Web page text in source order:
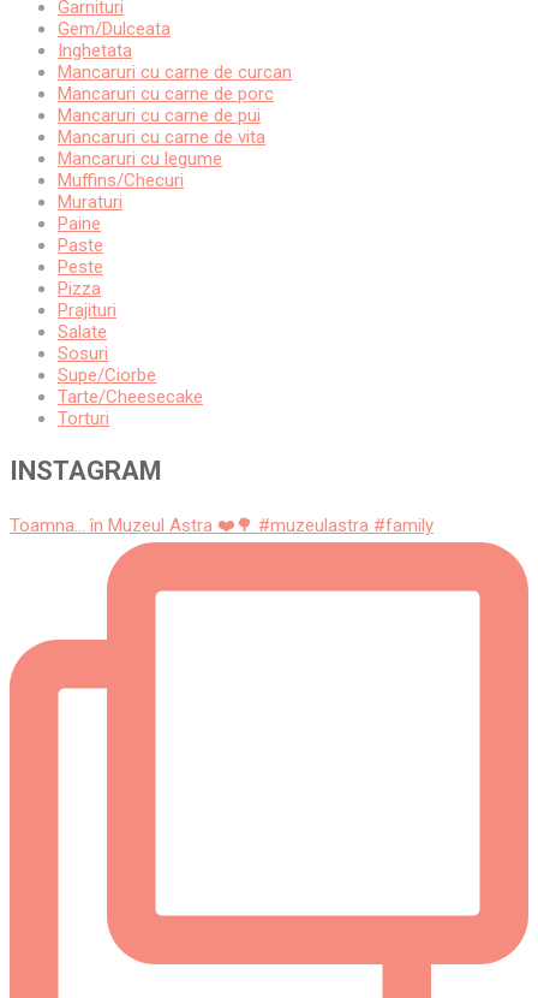
Garnituri
Gem/Dulceata
Inghetata
Mancaruri cu carne de curcan
Mancaruri cu carne de porc
Mancaruri cu carne de pui
Mancaruri cu carne de vita
Mancaruri cu legume
Muffins/Checuri
Muraturi
Paine
Paste
Peste
Pizza
Prajituri
Salate
Sosuri
Supe/Ciorbe
Tarte/Cheesecake
Torturi
INSTAGRAM
Toamna... în Muzeul Astra ❤️🌳 #muzeulastra #family